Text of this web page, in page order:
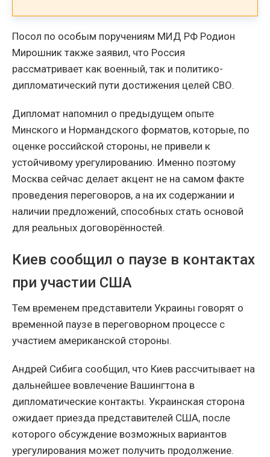
Посол по особым поручениям МИД РФ Родион
Мирошник также заявил, что Россия
рассматривает как военный, так и политико-
дипломатический пути достижения целей СВО.
Дипломат напомнил о предыдущем опыте
Минского и Нормандского форматов, которые, по
оценке российской стороны, не привели к
устойчивому урегулированию. Именно поэтому
Москва сейчас делает акцент не на самом факте
проведения переговоров, а на их содержании и
наличии предложений, способных стать основой
для реальных договорённостей.
Киев сообщил о паузе в контактах
при участии США
Тем временем представители Украины говорят о
временной паузе в переговорном процессе с
участием американской стороны.
Андрей Сибига сообщил, что Киев рассчитывает на
дальнейшее вовлечение Вашингтона в
дипломатические контакты. Украинская сторона
ожидает приезда представителей США, после
которого обсуждение возможных вариантов
урегулирования может получить продолжение.